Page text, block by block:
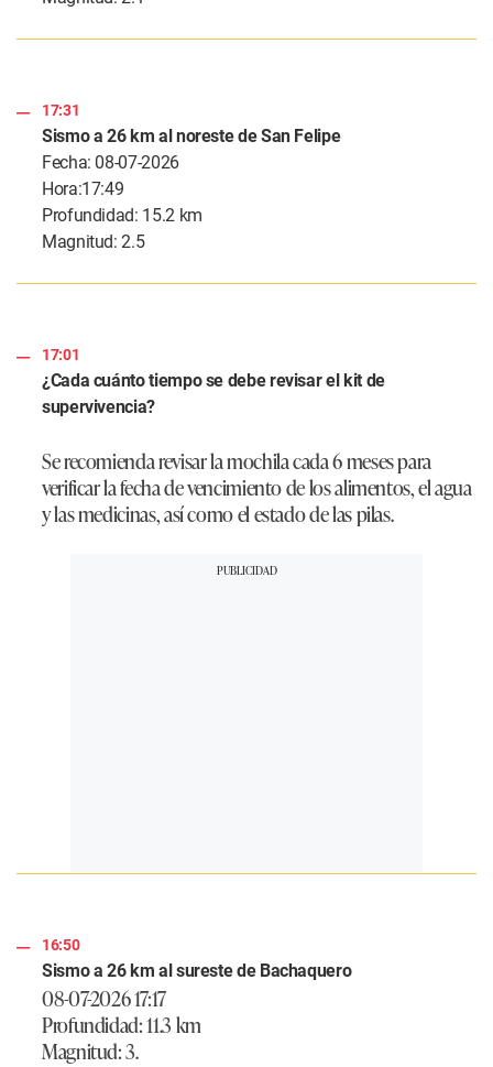
17:31
Sismo a 26 km al noreste de San Felipe
Fecha: 08-07-2026
Hora:17:49
Profundidad: 15.2 km
Magnitud: 2.5
17:01
¿Cada cuánto tiempo se debe revisar el kit de
supervivencia?
Se recomienda revisar la mochila cada 6 meses para
verificar la fecha de vencimiento de los alimentos, el agua
y las medicinas, así como el estado de las pilas.
16:50
Sismo a 26 km al sureste de Bachaquero
08-07-2026 17:17
Profundidad: 11.3 km
Magnitud: 3.